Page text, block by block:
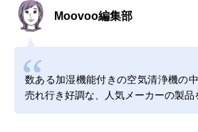
Moovoo編集部
数ある加湿機能付きの空気清浄機の
売れ行き好調な、人気メーカーの製品